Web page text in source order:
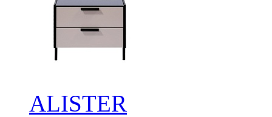
ALISTER